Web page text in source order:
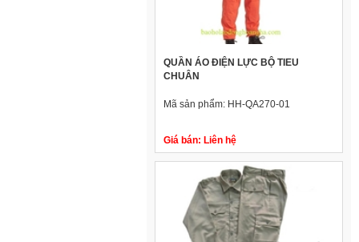
QUẦN ÁO ĐIỆN LỰC BỘ TIEU
CHUÂN
Mã sản phẩm: HH-QA270-01
Giá bán: Liên hệ